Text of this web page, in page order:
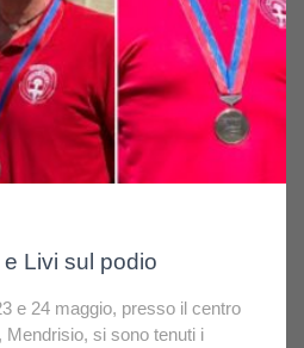
Livi sul podio
e 24 maggio, presso il centro
si sono tenuti i